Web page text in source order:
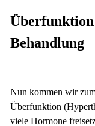
Überfunktion
Behandlung
Nun kommen wir
Überfunktion
viele Hormone